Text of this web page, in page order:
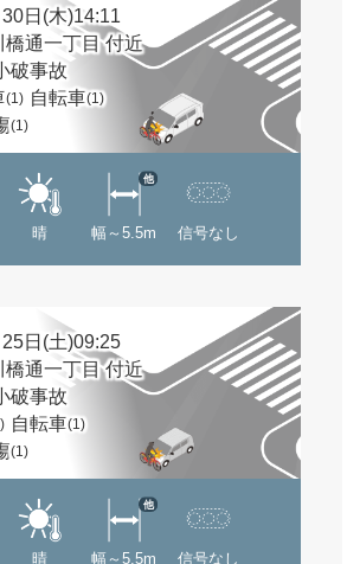
日(木)14:11
橋通一丁目 付近
破事故
(1) 自転車(1)
(1)
晴 幅～5.5m
他
信号なし
日(土)09:25
橋通一丁目 付近
破事故
自転車(1)
(1)
晴 幅～5.5m
他
信号なし